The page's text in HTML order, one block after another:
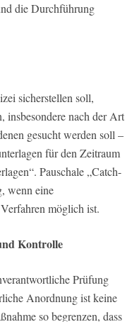
die Durchführung
sicherstellen soll,
insbesondere nach der Art
gesucht werden soll –
für den Zeitraum
Pauschale „Catch-
wenn eine
möglich ist.
Kontrolle
Prüfung
Anordnung ist keine
so begrenzen, dass